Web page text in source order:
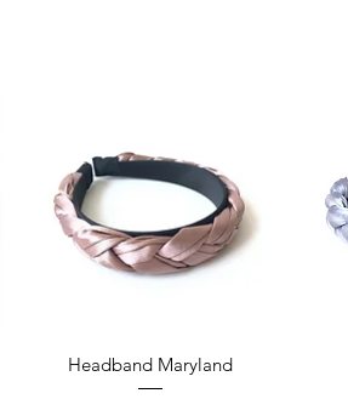
Vista rápida
Headband Maryland